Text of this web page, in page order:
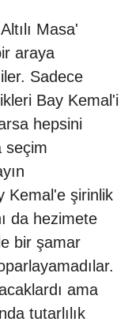
Masa'
araya
Sadece
Bay Kemal'i
hepsini
seçim
Kemal'e şirinlik
da hezimete
bir şamar
ama
tutarlılık